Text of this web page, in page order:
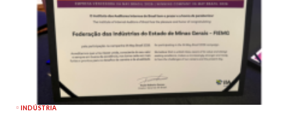
INDÚSTRIA